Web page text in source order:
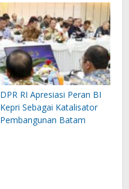
DPR RI Apresiasi Peran BI
Kepri Sebagai Katalisator
Pembangunan Batam